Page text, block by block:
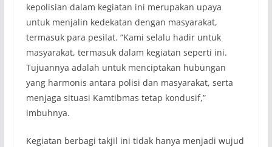
kepolisian dalam kegiatan ini merupakan upaya
untuk menjalin kedekatan dengan masyarakat,
termasuk para pesilat. “Kami selalu hadir untuk
masyarakat, termasuk dalam kegiatan seperti ini.
Tujuannya adalah untuk menciptakan hubungan
yang harmonis antara polisi dan masyarakat, serta
menjaga situasi Kamtibmas tetap kondusif,”
imbuhnya.
Kegiatan berbagi takjil ini tidak hanya menjadi wujud